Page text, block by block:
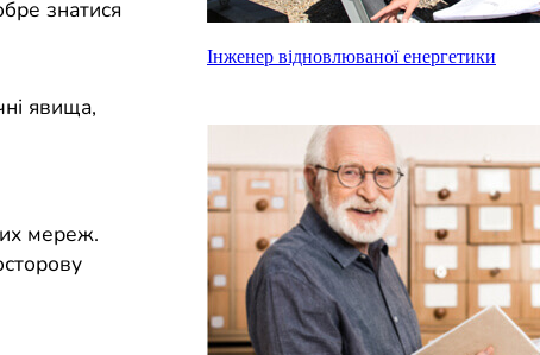
знатися
явища,
мереж.
Інженер відновлюваної енергетики